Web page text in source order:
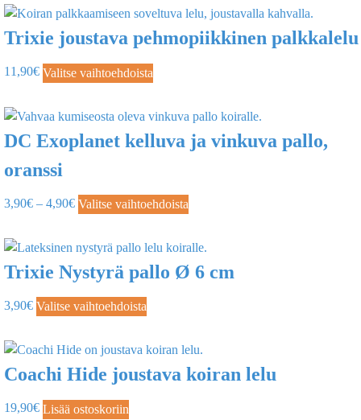
Trixie joustava pehmopiikkinen palkkalelu
11,90€ Valitse vaihtoehdoista
DC Exoplanet kelluva ja vinkuva pallo,
oranssi
3,90€ – 4,90€ Valitse vaihtoehdoista
Trixie Nystyrä pallo Ø 6 cm
3,90€ Valitse vaihtoehdoista
Coachi Hide joustava koiran lelu
19,90€ Lisää ostoskoriin